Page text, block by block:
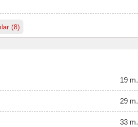
(8)
19 m.
29 m.
33 m.